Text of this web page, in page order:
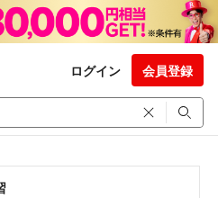
ログイン 会員登録